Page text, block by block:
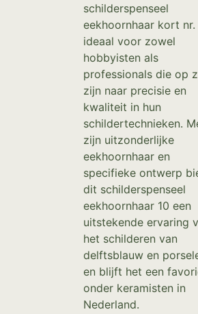
schilderspenseel
eekhoornhaar kort nr.
ideaal voor zowel
hobbyisten als
professionals die op
zijn naar precisie en
kwaliteit in hun
schildertechnieken.
zijn uitzonderlijke
eekhoornhaar en
specifieke ontwerp
dit schilderspenseel
eekhoornhaar 10 een
uitstekende ervaring
het schilderen van
delftsblauw en
en blijft het een
onder keramisten in
Nederland.